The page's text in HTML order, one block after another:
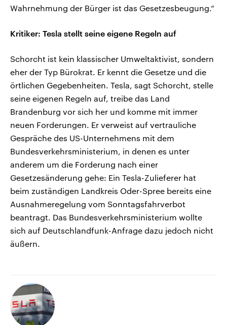
Wahrnehmung der Bürger ist das Gesetzesbeugung.“
Kritiker: Tesla stellt seine eigene Regeln auf
Schorcht ist kein klassischer Umweltaktivist, sondern
eher der Typ Bürokrat. Er kennt die Gesetze und die
örtlichen Gegebenheiten. Tesla, sagt Schorcht, stelle
seine eigenen Regeln auf, treibe das Land
Brandenburg vor sich her und komme mit immer
neuen Forderungen. Er verweist auf vertrauliche
Gespräche des US-Unternehmens mit dem
Bundesverkehrsministerium, in denen es unter
anderem um die Forderung nach einer
Gesetzesänderung gehe: Ein Tesla-Zulieferer hat
beim zuständigen Landkreis Oder-Spree bereits eine
Ausnahmeregelung vom Sonntagsfahrverbot
beantragt. Das Bundesverkehrsministerium wollte
sich auf Deutschlandfunk-Anfrage dazu jedoch nicht
äußern.